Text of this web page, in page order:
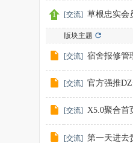
[交流] 草根忠实会
版块主题
[交流] 宿舍报修管
[交流] 官方强推
[交流] X5.0聚合首
[交流] 第一天进去